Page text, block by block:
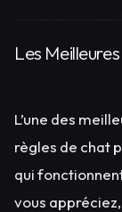
Les
L’une des
règles de chat
qui
vous appréciez,